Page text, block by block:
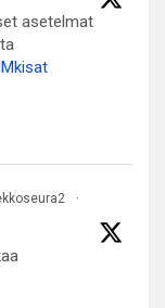
asetelmat
·